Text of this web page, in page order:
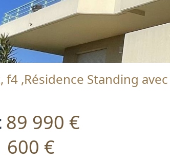
,Résidence Standing
89 990 €
600 €